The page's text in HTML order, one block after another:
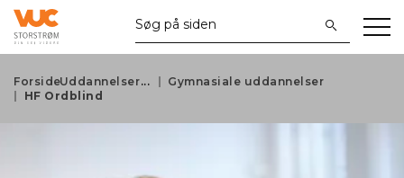
ForsideUddannelser
Gymnasiale uddannelser
HF Ordblind